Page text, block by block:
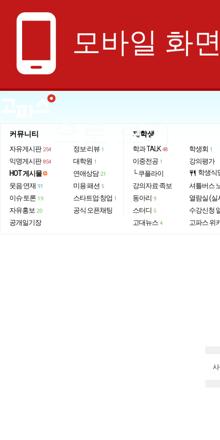
phone_android 모바일 화
으로 보기
커뮤니티
자유게시판 254
익명게시판 854
HOT 게시물
웃음·연재 91
이슈·토론 19
자유홍보 20
공개일기장
정보·리뷰 1
대학원 1
연애상담 21
미용·패션 5
스타트업·창업 1
공식 오픈채팅
재학생
학과 TALK 48
이중전공 1
└ 쿠플라이
강의자료·족보
동아리 9
스터디 5
고대뉴스 4
학생회 1
강의평가
restaurant 학생식
셔틀버스
열람실 (실
수강신청
고파스 위